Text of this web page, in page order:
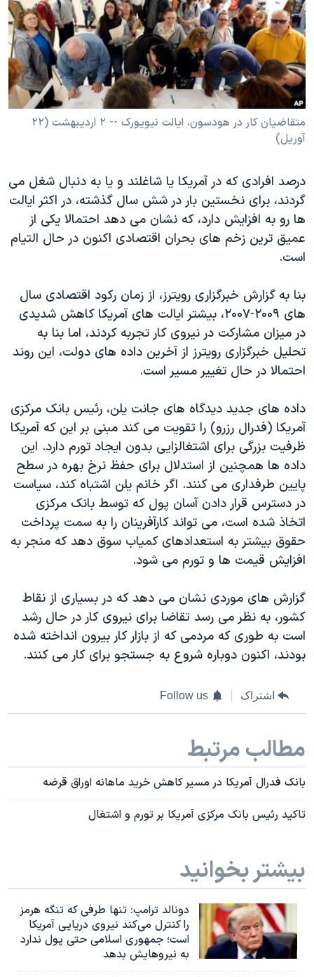
فرهنگ و زندگی
حقوق شهروندی
اقتصادی
علم و فناوری
گالری عکس
مستندها
انتخابات ریاست جمهوری آمریکا ۲۰۲۴
حمله جمهوری اسلامی به اسرائیل
رمز مهسا
اعتراضات زن، زندگی، آزادی
تریبونال مردمی آبان ۹۸
دادگاه حمید نوری
چهل سال گروگان‌گیری
اعتراضات مردمی آبان ۹۸
اسرائیل در جنگ
نرگس محمدی برنده جایزه نوبل صلح
همایش محافظه‌کاران آمریکا «سی‌پک»
سفر پرزیدنت ترامپ به چین
دنبال کنید
زبانهای مختلف
متقاضيان کار در هودسون، ايالت نيويورک -- ۲ ارديبهشت (۲۲
آوريل)
درصد افرادی که در آمريکا يا شاغلند و يا به دنبال شغل می
گردند، برای نخستين بار در شش سال گذشته، در اکثر ايالت
ها رو به افزايش دارد، که نشان می دهد احتمالا يکی از
عميق ترين زخم های بحران اقتصادی اکنون در حال التيام
است.
بنا به گزارش خبرگزاری رويترز، از زمان رکود اقتصادی سال
های ۲۰۰۹-۲۰۰۷، بيشتر ايالت های آمريکا کاهش شديدی
در ميزان مشارکت در نيروی کار تجربه کردند، اما بنا به
تحليل خبرگزاری رويترز از آخرين داده های دولت، اين روند
احتمالا در حال تغيير مسير است.
داده های جديد ديدگاه های جانت يلن، رئيس بانک مرکزی
آمريکا (فدرال رزرو) را تقویت می کند مبنی بر اين که آمریکا
ظرفيت بزرگی برای اشتغالزايی بدون ایجاد تورم دارد. اين
داده ها همچنين از استدلال برای حفظ نرخ بهره در سطح
پایین طرفداری می کنند. اگر خانم يلن اشتباه کند، سياست
در دسترس قرار دادن آسان پول که توسط بانک مرکزی
اتخاذ شده است، می تواند کارآفرينان را به سمت پرداخت
حقوق بيشتر به استعدادهای کمياب سوق دهد که منجر به
افزايش قيمت ها و تورم می شود.
گزارش های موردی نشان می دهد که در بسیاری از نقاط
کشور، به نظر می رسد تقاضا برای نیروی کار در حال رشد
است به طوری که مردمی که از بازار کار بيرون انداخته شده
بودند، اکنون دوباره شروع به جستجو برای کار می کنند.
اشتراک Follow us
مطالب مرتبط
بانک فدرال آمريکا در مسیر کاهش خرید ماهانه اوراق قرضه
تاکيد رئيس بانک مرکزی آمريکا بر تورم و اشتغال
بیشتر بخوانید
دونالد ترامپ: تنها طرفی که تنگه هرمز
را کنترل می‌کند نیروی دریایی آمریکا
است؛ جمهوری اسلامی حتی پول ندارد
به نیروهایش بدهد